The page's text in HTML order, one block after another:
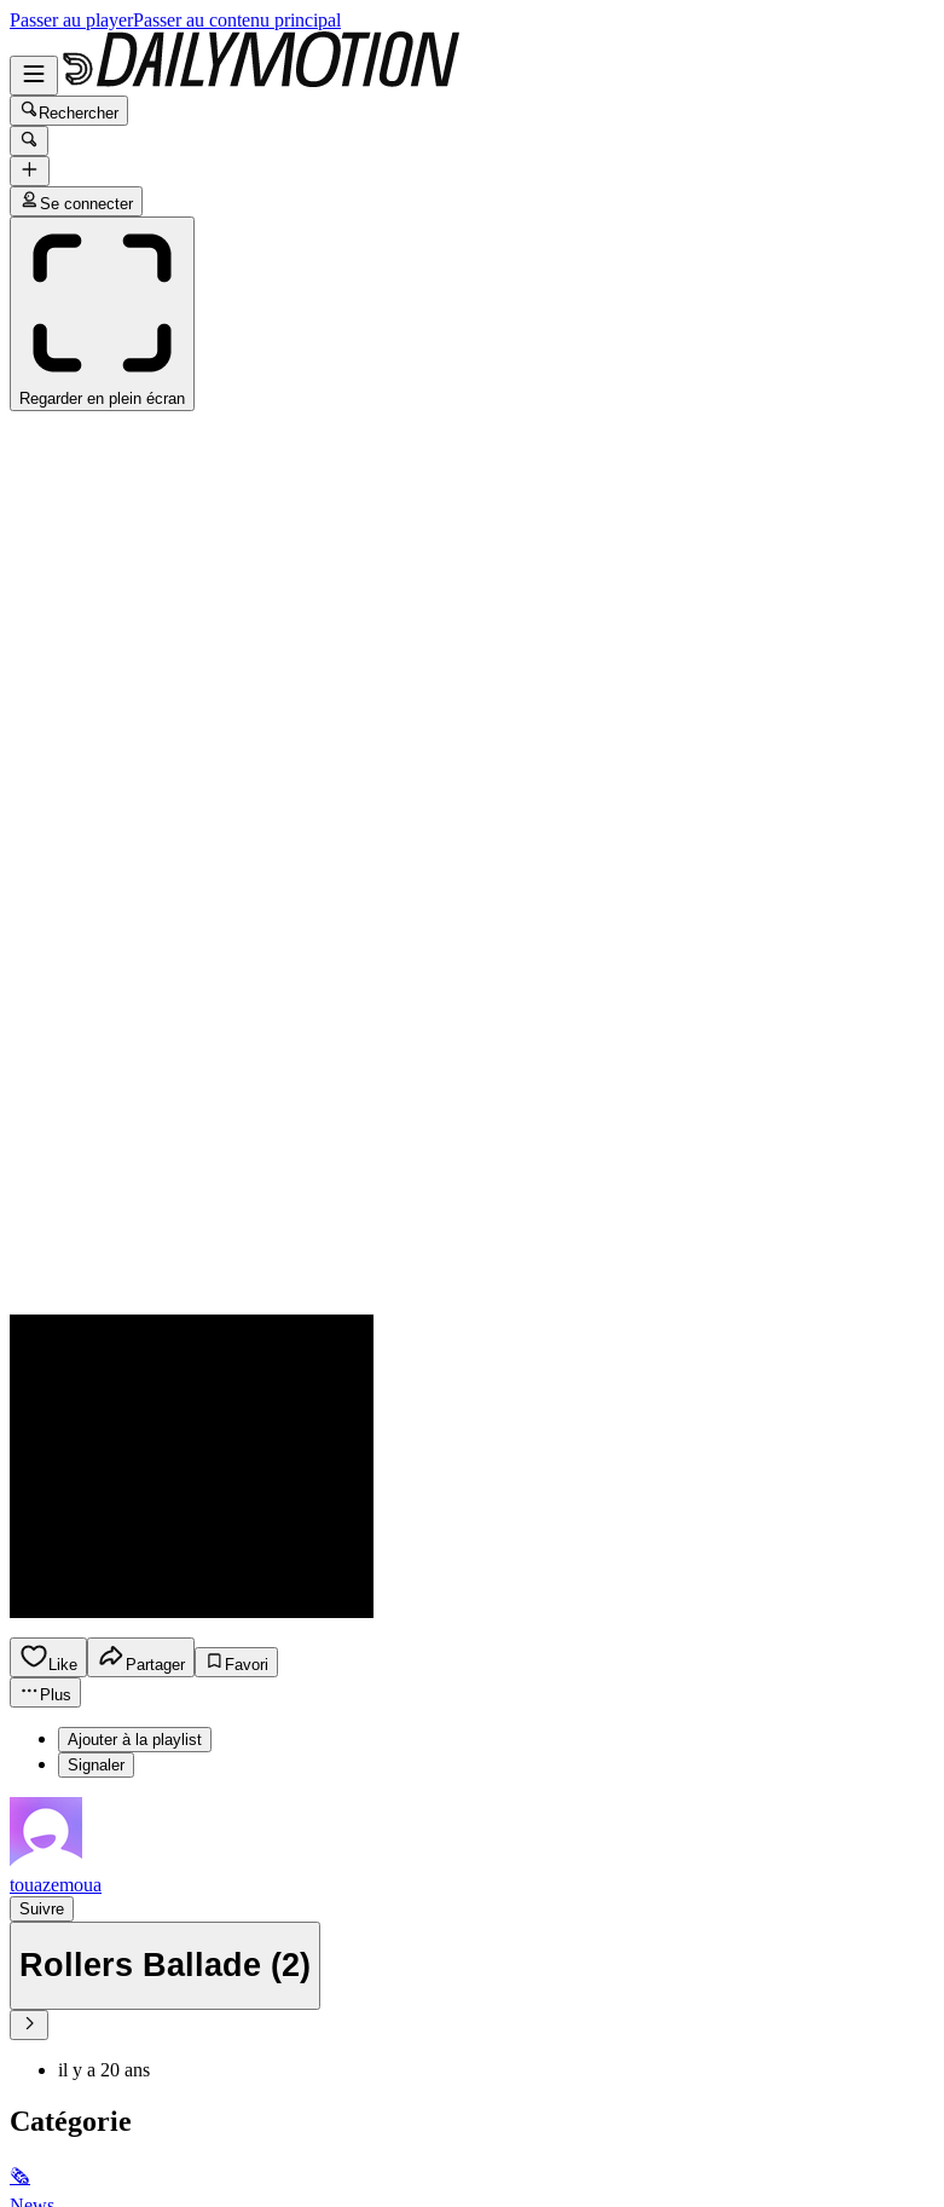
Passer au playerPasser au contenu principal
Rechercher
Se connecter
Regarder en plein écran
Like Partager
Favori
Plus
Ajouter à la playlist
Signaler
touazemoua
Suivre
Rollers Ballade (2)
il y a 20 ans
Catégorie
🗞